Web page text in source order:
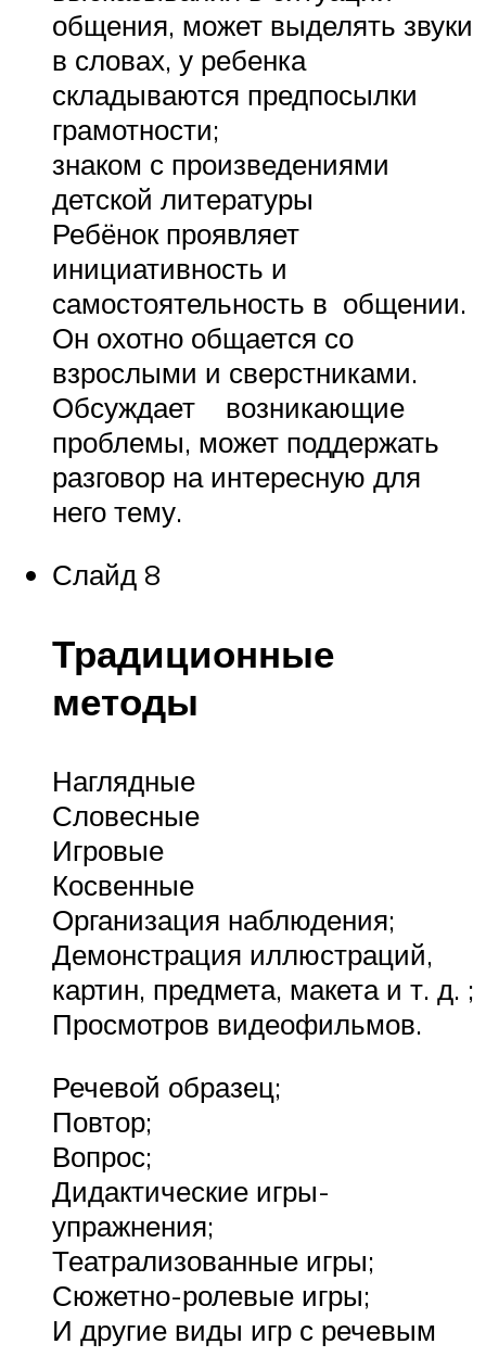
общения, может выделять звуки
в словах, у ребенка
складываются предпосылки
грамотности;
знаком с произведениями
детской литературы
Ребёнок проявляет
инициативность и
самостоятельность в общении.
Он охотно общается со
взрослыми и сверстниками.
Обсуждает возникающие
проблемы, может поддержать
разговор на интересную для
него тему.
Слайд 8
Традиционные
методы
Наглядные
Словесные
Игровые
Косвенные
Организация наблюдения;
Демонстрация иллюстраций,
картин, предмета, макета и т. д. ;
Просмотров видеофильмов.
Речевой образец;
Повтор;
Вопрос;
Дидактические игры-
упражнения;
Театрализованные игры;
Сюжетно-ролевые игры;
И другие виды игр с речевым